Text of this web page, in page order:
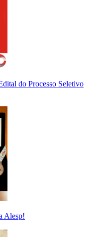
do Processo Seletivo
Alesp!